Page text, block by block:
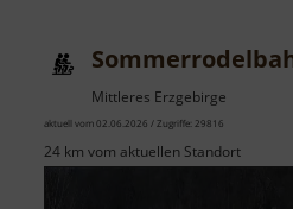
Mittleres Erzgebirge
aktuell vom 02.06.2026 / Zugriffe: 29816
24 km vom aktuellen Standort